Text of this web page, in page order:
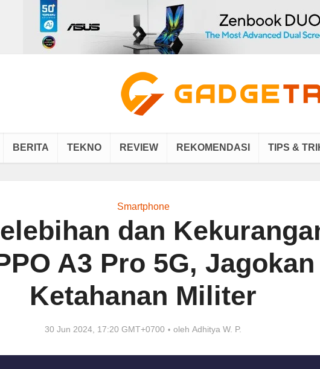
BERITA TEKNO REVIEW REKOMENDASI TIPS &
Smartphone
dan
A3 Pro 5G, Jagokan
Ketahanan Militer
30 Jun 2024, 17:20 GMT+0700 oleh Adhitya W. P.